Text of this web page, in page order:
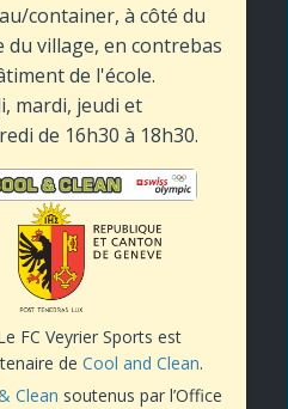
container, à côté du
du village, en contrebas
de l'école.
mardi, jeudi et
de 16h30 à 18h30.
FC Veyrier Sports est
deCool and Clean.
Clean soutenus par l’Office